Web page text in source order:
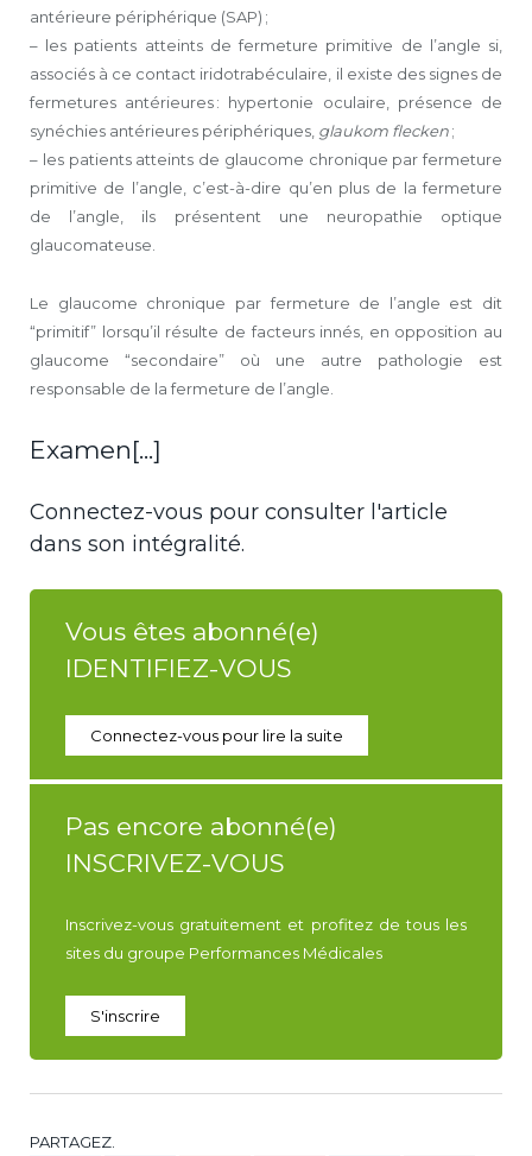
antérieure périphérique (SAP) ;
– les patients atteints de fermeture primitive de l’angle si,
associés à ce contact iridotrabéculaire, il existe des signes de
fermetures antérieures : hypertonie oculaire, présence de
synéchies antérieures périphériques, glaukom flecken;
– les patients atteints de glaucome chronique par fermeture
primitive de l’angle, c’est-à-dire qu’en plus de la fermeture
de l’angle, ils présentent une neuropathie optique
glaucomateuse.
Le glaucome chronique par fermeture de l’angle est dit
“primitif” lorsqu’il résulte de facteurs innés, en opposition au
glaucome “secondaire” où une autre pathologie est
responsable de la fermeture de l’angle.
Examen[...]
Connectez-vous pour consulter l'article
dans son intégralité.
Vous êtes abonné(e)
IDENTIFIEZ-VOUS
Connectez-vous pour lire la suite
Pas encore abonné(e)
INSCRIVEZ-VOUS
Inscrivez-vous gratuitement et profitez de tous les
sites du groupe Performances Médicales
S'inscrire
PARTAGEZ.